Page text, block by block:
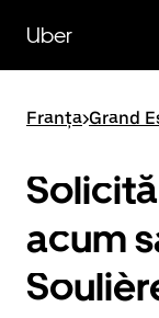
direct
conținutul
principal
Uber
Franța>Grand
acum